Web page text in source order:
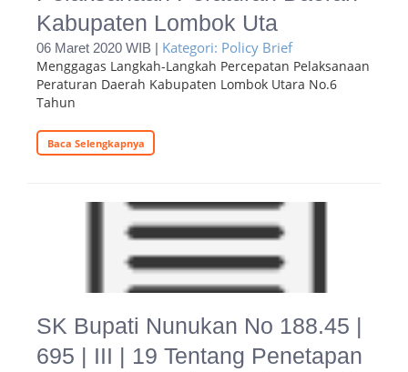
Kabupaten Lombok Uta
06 Maret 2020 WIB | Kategori: Policy Brief
Menggagas Langkah-Langkah Percepatan Pelaksanaan
Peraturan Daerah Kabupaten Lombok Utara No.6
Tahun
Baca Selengkapnya
SK Bupati Nunukan No 188.45 |
695 | III | 19 Tentang Penetapan